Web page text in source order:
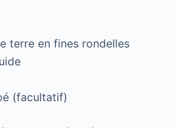
terre en fines rondelles
(facultatif)